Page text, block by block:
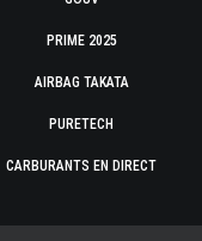
PRIME 2025
AIRBAG TAKATA
PURETECH
CARBURANTS EN DIRECT